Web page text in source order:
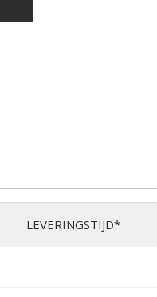
LEVERINGSTIJD*